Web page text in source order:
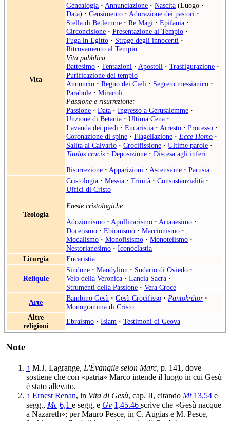
Vita
Genealogia · Annunciazione · Nascita (Luogo ·
Data) · Censimento · Adorazione dei pastori ·
Stella di Betlemme · Re Magi · Epifania ·
Circoncisione · Presentazione al Tempio ·
Fuga in Egitto · Strage degli innocenti ·
Ritrovamento al Tempio
Vita pubblica:
Battesimo · Tentazioni · Apostoli · Trasfigurazione ·
Purificazione del tempio
Annuncio · Regno dei Cieli · Segreto messianico ·
Parabole · Miracoli
Passione e risurrezione:
Passione · Data · Ingresso a Gerusalemme ·
Unzione di Betania · Ultima Cena ·
Lavanda dei piedi · Eucaristia · Arresto · Processo ·
Coronazione di spine · Flagellazione · Ecce Homo ·
Salita al Calvario · Crocifissione · Ultime parole ·
Titulus crucis · Deposizione · Discesa agli inferi
Risurrezione · Apparizioni · Ascensione · Parusia
Teologia
Cristologia · Messia · Trinità · Consustanzialità ·
Uffici di Cristo
Eresie cristologiche:
Adozionismo · Apollinarismo · Arianesimo ·
Docetismo · Ebionismo · Marcionismo ·
Modalismo · Monofisismo · Monotelismo ·
Nestorianesimo · Iconoclastia
Liturgia
Eucaristia
Reliquie
Sindone · Mandylion · Sudario di Oviedo ·
Velo della Veronica · Lancia Sacra ·
Strumenti della Passione · Vera Croce
Arte
Bambino Gesù · Gesù Crocifisso · Pantokrátor·
Monogramma di Cristo
Altre
religioni
Ebraismo · Islam · Testimoni di Geova
Note
↑ M.J. Lagrange, L'Évangile selon Marc, p. 141, dove
sostiene che con «patria» Marco intende il luogo in cui Gesù
è stato allevato.
↑ Ernest Renan, in Vita di Gesù, cap. II, citando Mt 13,54 e
segg., Mc 6,1 e segg, e Gv 1,45.46 scrive che «Gesù nacque
a Nazareth»; per Mauro Pesce, in C. Augias e M. Pesce,